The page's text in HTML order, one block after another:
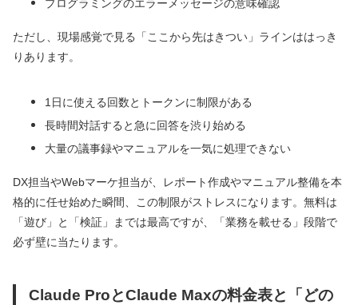
プログラミングのエラーメッセージの意味確認
ただし、現場感覚で見る「ここから先はきつい」ラインははっき
りあります。
1日に使える回数とトークンに制限がある
長時間対話すると急に回答を渋り始める
大量の議事録やマニュアルを一気に処理できない
DX担当やWebマーケ担当が、レポート作成やマニュアル整備を本
格的に任せ始めた瞬間、この制限がストレスになります。無料は
「遊び」と「検証」までは最高ですが、「業務を載せる」段階で
必ず壁に当たります。
Claude ProとClaude Maxの料金表と「どの